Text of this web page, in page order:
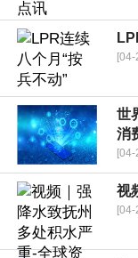
[04-
世
消
[04-
视
[04-